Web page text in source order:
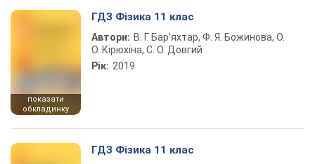
показати
обкладинку
ГДЗ Фізика 11 клас
Автори: В. Г. Бар’яхтар, Ф. Я. Божинова, О.
О. Кірюхіна, С. О. Довгий
Рік: 2019
ГДЗ Фізика 11 клас